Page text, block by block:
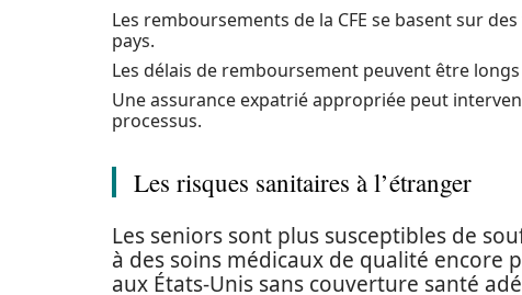
Les remboursements de la CFE se basent sur
pays.
Les délais de remboursement peuvent être
Une assurance expatrié appropriée peut
processus.
Les risques sanitaires à l’étranger
Les seniors sont plus susceptibles de
à des soins médicaux de qualité encore
aux États-Unis sans couverture santé